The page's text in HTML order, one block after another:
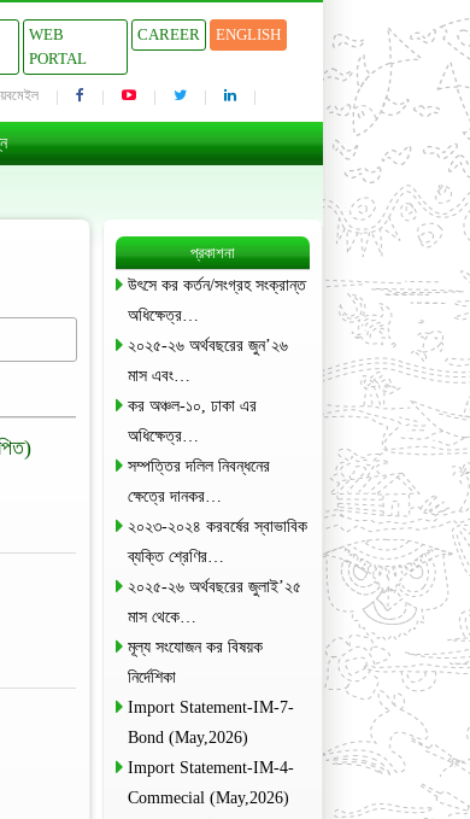
WEB
PORTAL
CAREER ENGLISH
প্রকাশনা
উৎসে কর কর্তন/সংগ্রহ সংক্রান্ত
অধিক্ষেত্র…
২০২৫-২৬ অর্থবছরের জুন’২৬
মাস এবং…
কর অঞ্চল-১০, ঢাকা এর
অধিক্ষেত্র…
সম্পত্তির দলিল নিবন্ধনের
ক্ষেত্রে দানকর…
২০২৩-২০২৪ করবর্ষের স্বাভাবিক
ব্যক্তি শ্রেণির…
২০২৫-২৬ অর্থবছরের জুলাই’২৫
মাস থেকে…
মূল্য সংযোজন কর বিষয়ক
নির্দেশিকা
Import Statement-IM-7-
Bond (May,2026)
Import Statement-IM-4-
Commecial (May,2026)